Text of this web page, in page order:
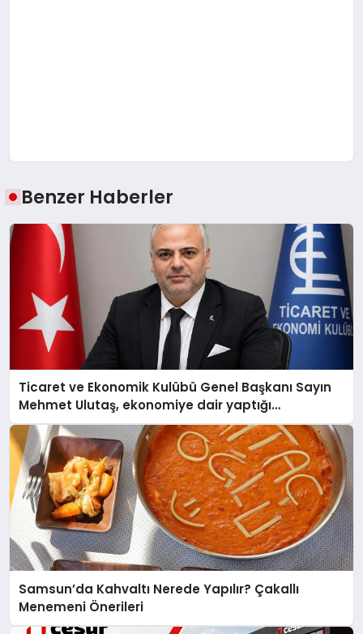
Benzer Haberler
Ticaret ve Ekonomik Kulübü Genel Başkanı Sayın
Mehmet Ulutaş, ekonomiye dair yaptığı
açıklamada şunları kaydetti:
Samsun’da Kahvaltı Nerede Yapılır? Çakallı
Menemeni Önerileri